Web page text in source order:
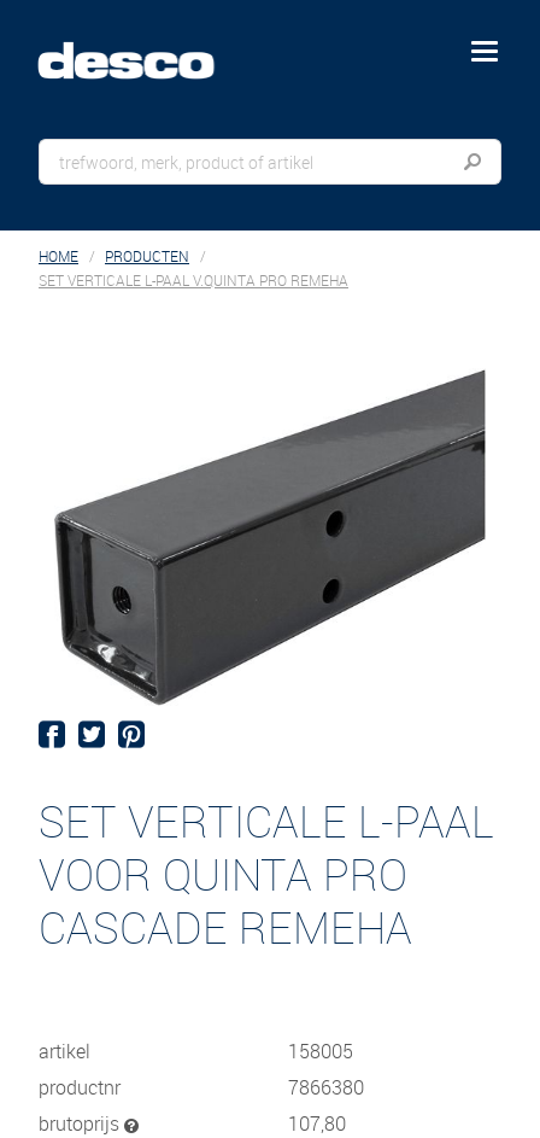
menu
HOME
PRODUCTEN
SET VERTICALE L-PAAL V.QUINTA PRO REMEHA
SET VERTICALE L-PAAL
VOOR QUINTA PRO
CASCADE REMEHA
artikel
158005
productnr
7866380
brutoprijs
107,80